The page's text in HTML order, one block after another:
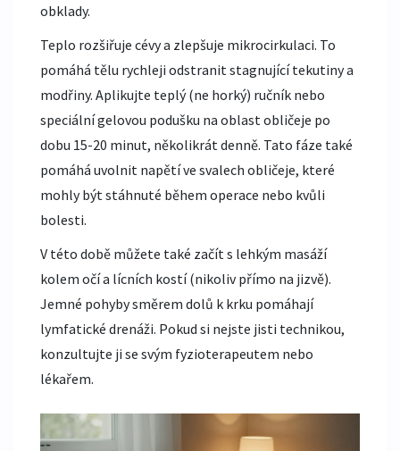
obklady.
Teplo rozšiřuje cévy a zlepšuje mikrocirkulaci. To
pomáhá tělu rychleji odstranit stagnující tekutiny a
modřiny. Aplikujte teplý (ne horký) ručník nebo
speciální gelovou podušku na oblast obličeje po
dobu 15-20 minut, několikrát denně. Tato fáze také
pomáhá uvolnit napětí ve svalech obličeje, které
mohly být stáhnuté během operace nebo kvůli
bolesti.
V této době můžete také začít s lehkým masáží
kolem očí a lícních kostí (nikoliv přímo na jizvě).
Jemné pohyby směrem dolů k krku pomáhají
lymfatické drenáži. Pokud si nejste jisti technikou,
konzultujte ji se svým fyzioterapeutem nebo
lékařem.